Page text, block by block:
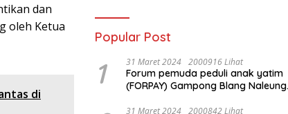
dan
oleh Ketua
di
Popular Post
1 31 Maret 2024 2000916 Lihat
Forum pemuda peduli anak yatim
(FORPAY) Gampong Blang Naleung
Santunan Yatim-Piatu
31 Maret 2024 2000842 Lihat